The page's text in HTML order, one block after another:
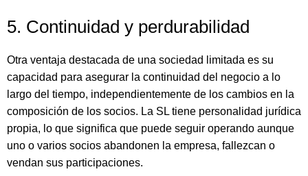
5. Continuidad y perdurabilidad
Otra ventaja destacada de una sociedad limitada es su
capacidad para asegurar la continuidad del negocio a lo
largo del tiempo, independientemente de los cambios en la
composición de los socios. La SL tiene personalidad jurídica
propia, lo que significa que puede seguir operando aunque
uno o varios socios abandonen la empresa, fallezcan o
vendan sus participaciones.